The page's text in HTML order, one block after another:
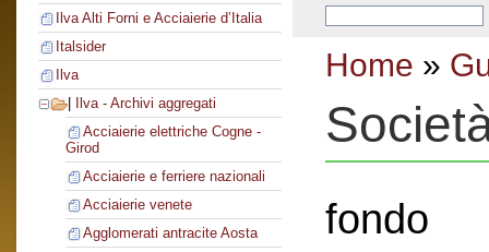
Ilva Alti Forni e Acciaierie d’Italia
Italsider
Ilva
Ilva - Archivi aggregati
Acciaierie elettriche Cogne -
Girod
Acciaierie e ferriere nazionali
Acciaierie venete
Agglomerati antracite Aosta
Home »
fondo